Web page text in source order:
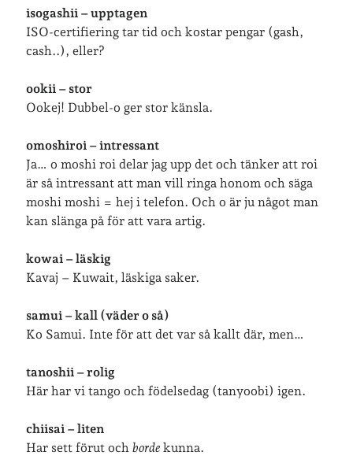
Logga in
Flöde för inlägg
Flöde för kommentarer
isogashii – upptagen
ISO-certifiering tar tid och kostar pengar (gash,
cash..), eller?
ookii – stor
Ookej! Dubbel-o ger stor känsla.
omoshiroi – intressant
Ja… o moshi roi delar jag upp det och tänker att roi
är så intressant att man vill ringa honom och säga
moshi moshi = hej i telefon. Och o är ju något man
kan slänga på för att vara artig.
kowai – läskig
Kavaj – Kuwait, läskiga saker.
samui – kall (väder o så)
Ko Samui. Inte för att det var så kallt där, men…
tanoshii – rolig
Här har vi tango och födelsedag (tanyoobi) igen.
chiisai – liten
Har sett förut ochborde kunna.